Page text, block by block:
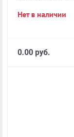
Нет в наличии
0.00 руб.